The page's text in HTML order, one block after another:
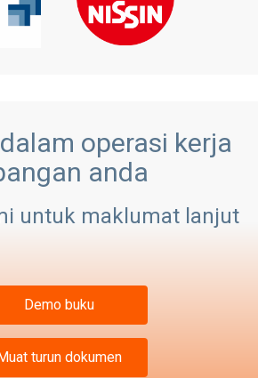
operasi kerja
anda
untuk maklumat lanjut
Demo buku
Muat turun dokumen